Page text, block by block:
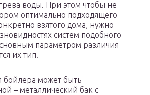
воды. При этом чтобы не
оптимально подходящего
взятого дома, нужно
систем подобного
параметром различия
их тип.
бойлера может быть
– металлический бак с